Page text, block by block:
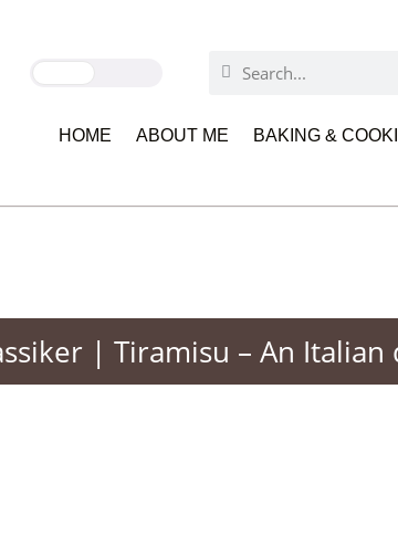
HOME ABOUT ME BAKING &
| Tiramisu – An Italian